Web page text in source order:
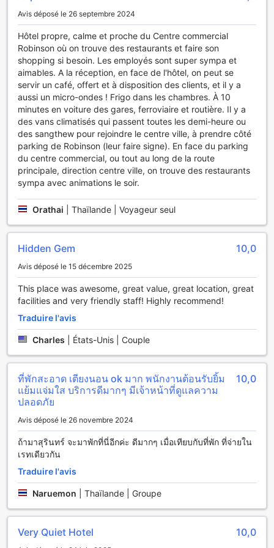
Pour rester connecté durant votre séjour, nous offrons un
accès Wi-Fi gratuit dans toutes les chambres ainsi que
dans les espaces publics de l'hôtel. Que vous souhaitiez
partager vos souvenirs de voyage sur les réseaux sociaux
ou simplement rester en contact avec vos proches, notre
connexion Wi-Fi rapide et fiable est là pour vous. Enfin,
pour les fumeurs, une zone désignée est mise à disposition,
assurant ainsi un environnement agréable pour tous nos
clients. Grâce à notre service de ménage quotidien, vous
pourrez toujours retrouver votre espace propre et
accueillant à votre retour.
Facilités de Transport au S-House Hotel Surin
Au S-House Hotel Surin, le confort de nos hôtes est notre
mettons à votre disposition un parking spacieux,
entièrement gratuit. Que vous voyagiez en voiture
personnelle ou que vous ayez loué un véhicule, vous
votre véhicule est en sécurité dans notre parking surveillé.
De plus, notre emplacement stratégique à Surin vous
permet d'accéder facilement aux attractions locales et aux
points d'intérêt. Que ce soit pour une excursion d'une
journée ou un simple trajet vers le centre-ville, vous
apprécierez la commodité d'avoir un espace de
stationnement à votre disposition. Au S-House Hotel Surin,
nous nous engageons à rendre votre séjour aussi agréable
de transport soient entièrement satisfaits.
Équipements des Chambres au S-House Hotel Surin
offrir un confort optimal et un cadre relaxant. Les chambres
sont équipées de la climatisation, vous permettant de
réguler la température selon vos préférences, même lors
votre séjour en toute tranquillité avec des rideaux
occultants qui garantissent une obscurité totale pour un
sommeil réparateur. De plus, chaque chambre dispose d'un
balcon ou d'une terrasse, où vous pourrez savourer un café
apaisant.
Avis déposé le 26 septembre 2024
Hôtel propre, calme et proche du Centre commercial
Robinson où on trouve des restaurants et faire son
shopping si besoin. Les employés sont super sympa et
aimables. A la réception, en face de l'hôtel, on peut se
servir un café, offert et à disposition des clients, et il y a
aussi un micro-ondes ! Frigo dans les chambres. À 10
minutes en voiture des gares, ferroviaire et routière. Il y a
des vans climatisés qui passent toutes les demi-heure ou
des sangthew pour rejoindre le centre ville, à prendre côté
parking de Robinson (leur faire signe). En face du parking
du centre commercial, ou tout au long de la route
principale, direction centre ville, on trouve des restaurants
sympa avec animations le soir.
Orathai Thaïlande | Voyageur seul
Hidden Gem 10,0
Avis déposé le 15 décembre 2025
This place was awesome, great value, great location, great
facilities and very friendly staff! Highly recommend!
Traduire l'avis
Charles États-Unis | Couple
ที่พักสะอาด เตียงนอน ok มาก พนักงานต้อนรับยิ้ม
แย้มแจ่มใส บริการดีมากๆ มีเจ้าหน้าที่ดูแลความ
ปลอดภัย
10,0
Avis déposé le 26 novembre 2024
ถ้ามาสุรินทร์ จะมาพักที่นี่อีกค่ะ ดีมากๆ เมื่อเทียบกับที่พัก ที่จ่ายใน
เรทเดียวกัน
Traduire l'avis
Naruemon Thaïlande | Groupe
Very Quiet Hotel 10,0